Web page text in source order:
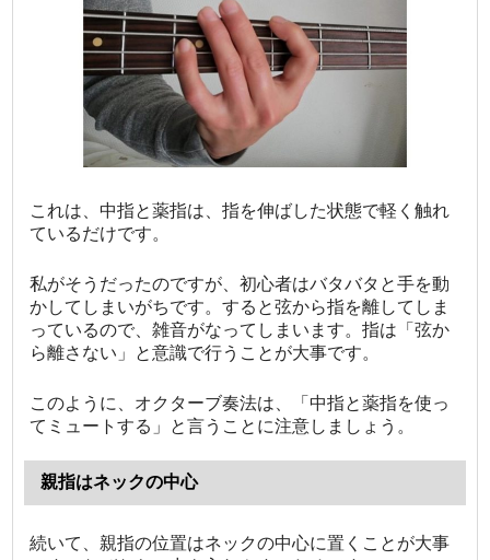
これは、中指と薬指は、指を伸ばした状態で軽く触れ
ているだけです。
私がそうだったのですが、初心者はバタバタと手を動
かしてしまいがちです。すると弦から指を離してしま
っているので、雑音がなってしまいます。指は「弦か
ら離さない」と意識で行うことが大事です。
このように、オクターブ奏法は、「中指と薬指を使っ
てミュートする」と言うことに注意しましょう。
親指はネックの中心
続いて、親指の位置はネックの中心に置くことが大事